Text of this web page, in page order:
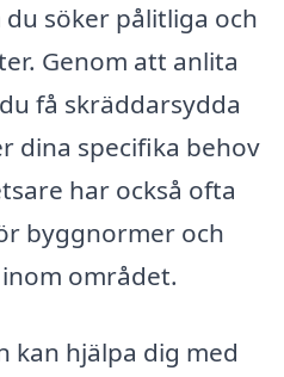
söker pålitliga och
Genom att anlita
få skräddarsydda
dina specifika behov
har också ofta
byggnormer och
området.
kan hjälpa dig med